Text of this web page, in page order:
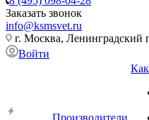
Заказать звонок
info@ksmsvet.ru
г. Москва, Ленинградский
Войти
Производители